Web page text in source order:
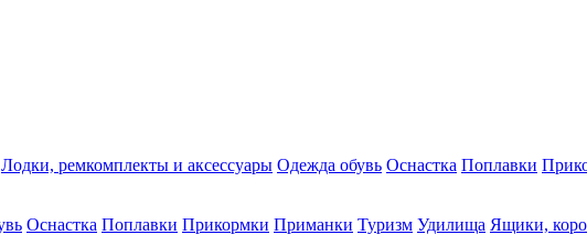
Лодки, ремкомплекты и аксессуары Одежда обувь Оснастка Поплавки
Оснастка Поплавки Прикормки Приманки Туризм Удилища Ящики,